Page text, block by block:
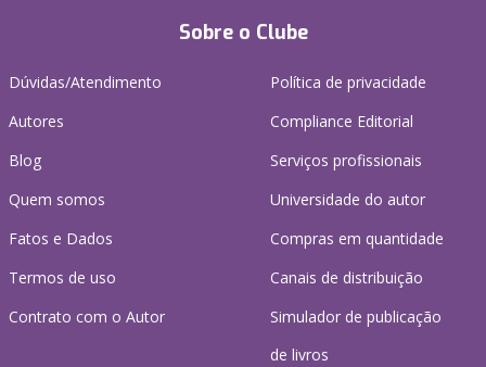
Sobre o Clube
Dúvidas/Atendimento
Autores
Blog
Quem somos
Fatos e Dados
Termos de uso
Contrato com o Autor
Política de privacidade
Compliance Editorial
Serviços profissionais
Universidade do autor
Compras em quantidade
Canais de distribuição
Simulador de publicação
de livros